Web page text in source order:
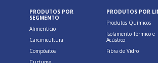
PRODUTOS POR
SEGMENTO
Alimentício
Carcinicultura
Compósitos
PRODUTOS POR
Produtos Químicos
Isolamento Térmico e
Acústico
Fibra de Vidro